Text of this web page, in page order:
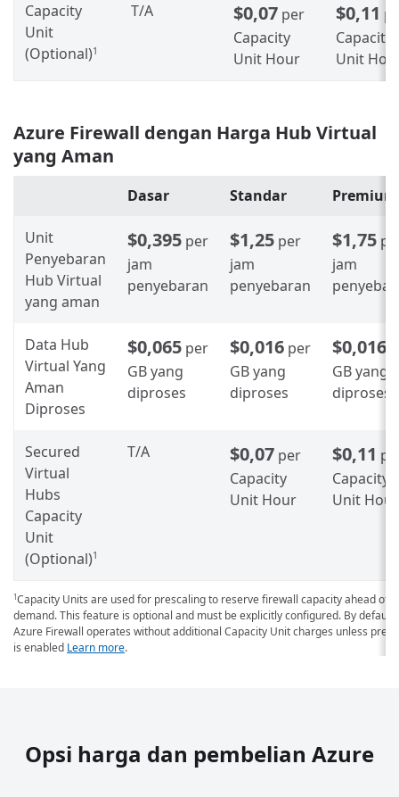
Capacity
Unit
(Optional)1
T/A $0,07 per
Capacity
Unit Hour
$0,11
Capacity
Unit
Azure Firewall dengan Harga Hub Virtual
yang Aman
1 Capacity Units are used for prescaling to reserve firewall capacity ahead of
demand. This feature is optional and must be explicitly configured. By default,
Azure Firewall operates without additional Capacity Unit charges unless
is enabled Learn more.
Dasar Standar Premium
Unit
Penyebaran
Hub Virtual
yang aman
$0,395 per
jam
penyebaran
$1,25 per
jam
penyebaran
$1,75
jam
Data Hub
Virtual Yang
Aman
Diproses
$0,065 per
GB yang
diproses
$0,016 per
GB yang
diproses
$0,016
GB yang
diproses
Secured
Virtual
Hubs
Capacity
Unit
(Optional)1
T/A $0,07 per
Capacity
Unit Hour
$0,11
Capacity
Unit Hour
Opsi harga dan pembelian Azure